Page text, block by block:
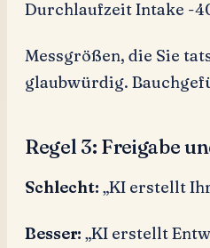
Durchlaufzeit Intake -
Messgrößen, die Sie
glaubwürdig.
Regel 3: Freigabe
Schlecht: „KI erstellt
Besser: „KI erstellt